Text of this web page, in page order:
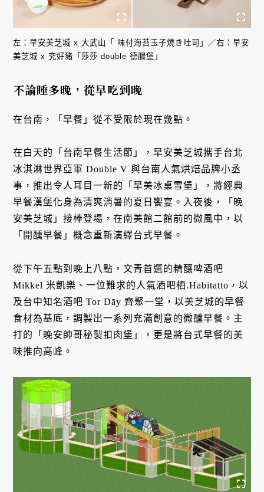
左：早安美芝城 x 大武山「 味付海苔玉子燒き吐司」／右：早安
美芝城 x 究好豬「莎莎 double 德腸堡」
不論睡多晚，從早吃到晚
在台南，「早餐」從不受限於現在幾點。
在白天的「台南早餐生活節」，早安美芝城攜手台北
冰淇淋世界亞軍 Double V 與台南人氣烘焙品牌小丞
事，推出令人耳目一新的「早美冰桌雪堡」，將經典
早餐漢堡化身為清爽消暑的夏日饗宴。入夜後，「晚
安美芝城」接棒登場，在南美館二館前的微風中，以
「開醺早餐」概念重新演繹台式早餐。
從下午五點到晚上八點，文青首選的精釀啤酒吧
Mikkel 米凱樂、一位難求的人氣酒吧栖.Habitatto，以
及台中知名酒吧 Tor Dāy 齊聚一堂，以美芝城的早餐
食材為基底，調製出一系列充滿創意的微醺早餐。主
打的「晚安帥哥秘製扣肉堡」，更是將台式早餐的美
味推向高峰。